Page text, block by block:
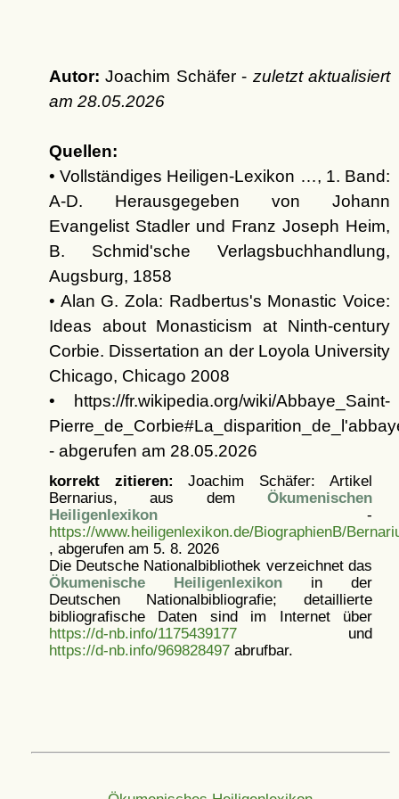
Autor: Joachim Schäfer - zuletzt aktualisiert
am 28.05.2026
Quellen:
• Vollständiges Heiligen-Lexikon …, 1. Band:
A-D. Herausgegeben von Johann
Evangelist Stadler und Franz Joseph Heim,
B. Schmid'sche Verlagsbuchhandlung,
Augsburg, 1858
• Alan G. Zola: Radbertus's Monastic Voice:
Ideas about Monasticism at Ninth-century
Corbie. Dissertation an der Loyola University
Chicago, Chicago 2008
• https://fr.wikipedia.org/wiki/Abbaye_Saint-
- abgerufen am 28.05.2026
korrekt zitieren: Joachim Schäfer: Artikel
Bernarius, aus dem Ökumenischen
Heiligenlexikon-
https://www.heiligenlexikon.de/BiographienB/
, abgerufen am 5. 8. 2026
Die Deutsche Nationalbibliothek verzeichnet das
Ökumenische Heiligenlexikonin der
Deutschen Nationalbibliografie; detaillierte
bibliografische Daten sind im Internet über
https://d-nb.info/1175439177und
https://d-nb.info/969828497abrufbar.